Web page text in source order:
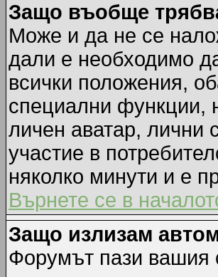
Защо въобще
Може и да не се
дали е необходимо
всички положения,
специални функции,
личен аватар,
участие в
няколко минути и е
Върнете се в
Защо излизам
Форумът пази вашия